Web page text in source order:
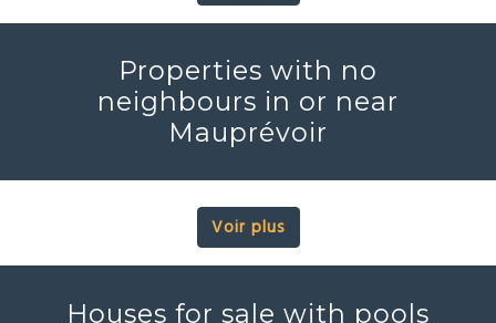
Properties with no
neighbours in or near
Mauprévoir
Voir plus
Houses for sale with pools